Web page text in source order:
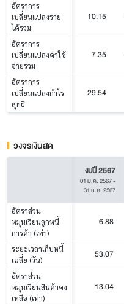
อัตราการ
เปลี่ยนแปลงราย
ได้รวม
10.15
อัตราการ
เปลี่ยนแปลงค่าใช้
จ่ายรวม
7.35
อัตราการ
เปลี่ยนแปลงกำไร
สุทธิ
29.54
วงจรเงินสด
งบปี 2567
01 ม.ค. 2567-
31 ธ.ค. 2567
อัตราส่วน
หมุนเวียนลูกหนี้
การค้า (เท่า)
6.88
ระยะเวลาเก็บหนี้
เฉลี่ย (วัน)
53.07
อัตราส่วน
หมุนเวียนสินค้าคง
เหลือ (เท่า)
13.04